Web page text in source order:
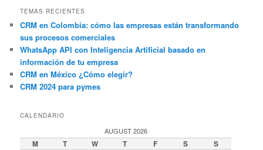
TEMAS RECIENTES
CRM en Colombia: cómo las empresas están transformando
sus procesos comerciales
WhatsApp API con Inteligencia Artificial basado en
información de tu empresa
CRM en México ¿Cómo elegir?
CRM 2024 para pymes
CALENDARIO
AUGUST 2026
M T W T F S S